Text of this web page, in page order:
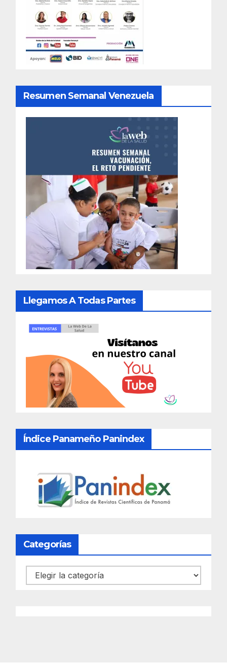
Resumen Semanal Venezuela
Llegamos A Todas Partes
Índice Panameño Panindex
Categorías
Categorías